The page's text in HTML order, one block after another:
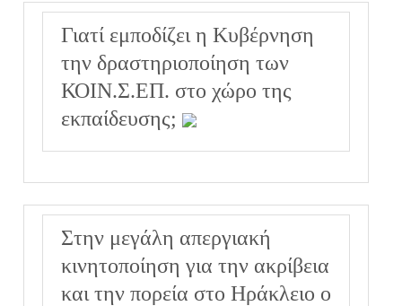
Γιατί εμποδίζει η Κυβέρνηση
την δραστηριοποίηση των
ΚΟΙΝ.Σ.ΕΠ. στο χώρο της
εκπαίδευσης;
Στην μεγάλη απεργιακή
κινητοποίηση για την ακρίβεια
και την πορεία στο Ηράκλειο ο